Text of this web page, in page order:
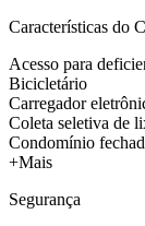
Características do
Acesso para
Bicicletário
Carregador
Coleta seletiva de
Condomínio
+Mais
Segurança